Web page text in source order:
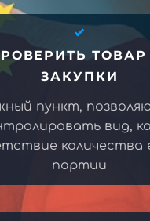
ТОВАР
ЗАКУПКИ
пункт,
вид,
количества
партии